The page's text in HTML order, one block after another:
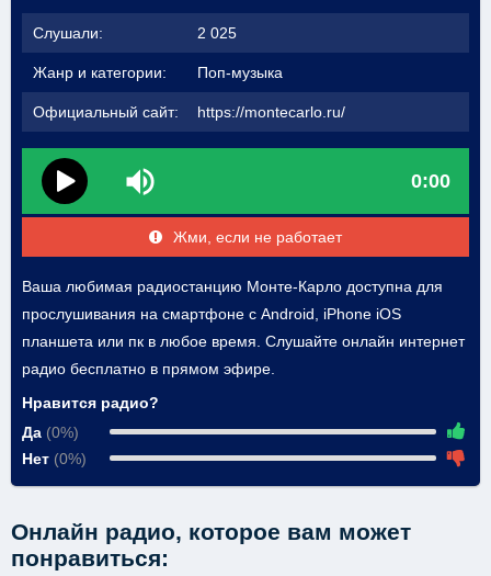
Слушали: 2 025
Жанр и категории: Поп-музыка
Официальный сайт: https://montecarlo.ru/
0:00
Жми, если не работает
Ваша любимая радиостанцию Монте-Карло доступна для
прослушивания на смартфоне с Android, iPhone iOS
планшета или пк в любое время. Слушайте онлайн интернет
радио бесплатно в прямом эфире.
Нравится радио?
Да (0%)
Нет (0%)
Онлайн радио, которое вам может
понравиться: